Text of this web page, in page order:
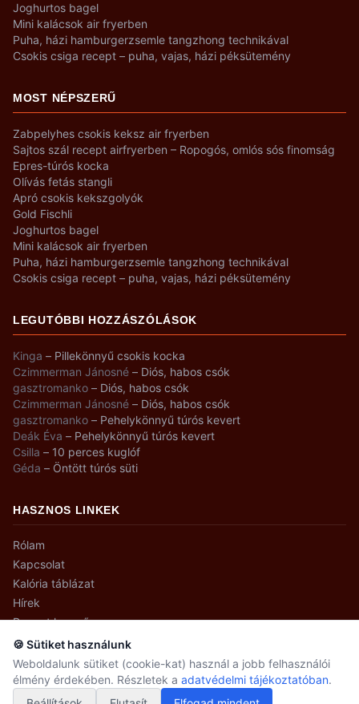
🍪 Sütiket használunk
Weboldalunk sütiket (cookie-kat) használ a jobb felhasználói
élmény érdekében. Részletek a adatvédelmi tájékoztatóban.
Joghurtos bagel
Mini kalácsok air fryerben
Puha, házi hamburgerzsemle tangzhong technikával
Csokis csiga recept – puha, vajas, házi péksütemény
MOST NÉPSZERŰ
Zabpelyhes csokis keksz air fryerben
Sajtos szál recept airfryerben – Ropogós, omlós sós finomság
Epres-túrós kocka
Olívás fetás stangli
Apró csokis kekszgolyók
Gold Fischli
Joghurtos bagel
Mini kalácsok air fryerben
Puha, házi hamburgerzsemle tangzhong technikával
Csokis csiga recept – puha, vajas, házi péksütemény
LEGUTÓBBI HOZZÁSZÓLÁSOK
Kinga – Pillekönnyű csokis kocka
Czimmerman Jánosné – Diós, habos csók
gasztromanko – Diós, habos csók
Czimmerman Jánosné – Diós, habos csók
gasztromanko – Pehelykönnyű túrós kevert
Deák Éva – Pehelykönnyű túrós kevert
Csilla – 10 perces kuglóf
Géda – Öntött túrós süti
HASZNOS LINKEK
Rólam
Kapcsolat
Kalória táblázat
Hírek
Recept kereső
© 2008–2026 gasztromanko.hu · Minden jog fenntartva.